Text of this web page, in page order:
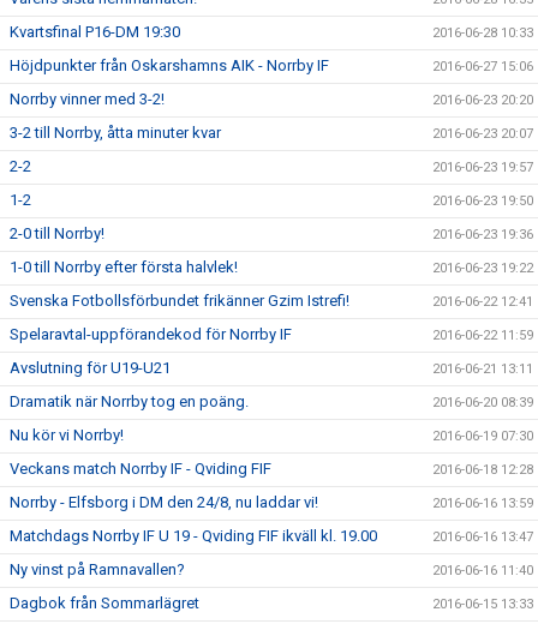
Kvartsfinal P16-DM 19:30 2016-06-28 10:33
Höjdpunkter från Oskarshamns AIK - Norrby IF 2016-06-27 15:06
Norrby vinner med 3-2! 2016-06-23 20:20
3-2 till Norrby, åtta minuter kvar 2016-06-23 20:07
2-2 2016-06-23 19:57
1-2 2016-06-23 19:50
2-0 till Norrby! 2016-06-23 19:36
1-0 till Norrby efter första halvlek! 2016-06-23 19:22
Svenska Fotbollsförbundet frikänner Gzim Istrefi! 2016-06-22 12:41
Spelaravtal-uppförandekod för Norrby IF 2016-06-22 11:59
Avslutning för U19-U21 2016-06-21 13:11
Dramatik när Norrby tog en poäng. 2016-06-20 08:39
Nu kör vi Norrby! 2016-06-19 07:30
Veckans match Norrby IF - Qviding FIF 2016-06-18 12:28
Norrby - Elfsborg i DM den 24/8, nu laddar vi! 2016-06-16 13:59
Matchdags Norrby IF U 19 - Qviding FIF ikväll kl. 19.00 2016-06-16 13:47
Ny vinst på Ramnavallen? 2016-06-16 11:40
Dagbok från Sommarlägret 2016-06-15 13:33